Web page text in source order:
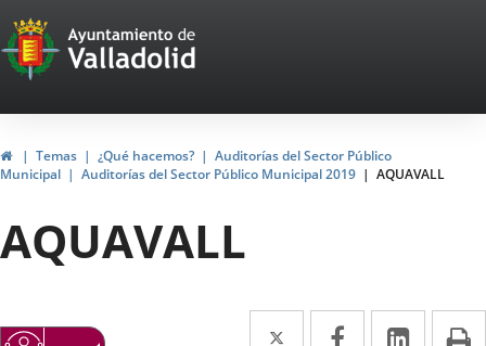
Portal
Web
del
Ayuntamiento
de
Valladolid
InicioTemas ¿Qué hacemos?
Auditorías del Sector Público
Municipal
Auditorías del Sector Público Municipal 2019 AQUAVALL
AQUAVALL
Twitter
Enlace Facebook
EnlaceEnlace